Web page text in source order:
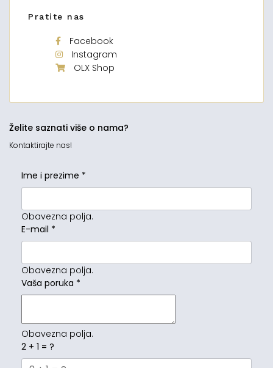
Pratite nas
Facebook
Instagram
OLX Shop
Želite saznati više o nama?
Kontaktirajte nas!
Ime i prezime *
Obavezna polja.
E-mail *
Obavezna polja.
Vaša poruka *
Obavezna polja.
2 + 1 = ?